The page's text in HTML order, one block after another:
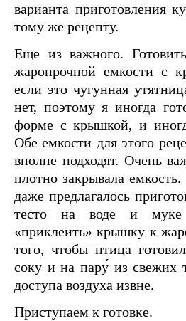
варианта приготовления
тому же рецепту.
Еще из важного.
жаропрочной емкости с
если это чугунная
нет, поэтому я иногда
форме с крышкой, и
Обе емкости для этого
вполне подходят. Очень
плотно закрывала
даже предлагалось
тесто на воде и
«приклеить» крышку к
того, чтобы птица
соку и на пару́ из свежих
доступа воздуха извне.
Приступаем к готовке.